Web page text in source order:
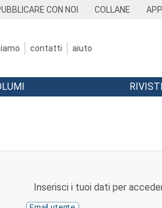
CON NOI COLLANE
contatti aiuto
Inserisci i tuoi dati per